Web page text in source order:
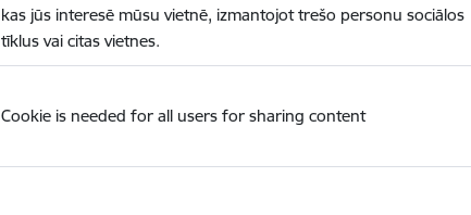
kas jūs interesē mūsu vietnē, izmantojot trešo personu sociālos
tīklus vai citas vietnes.
Cookie is needed for all users for sharing content